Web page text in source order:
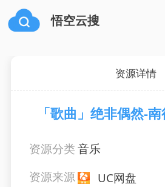
悟空云搜
资源详情
「歌曲」绝非偶然-
资源分类音乐
资源来源
UC网盘